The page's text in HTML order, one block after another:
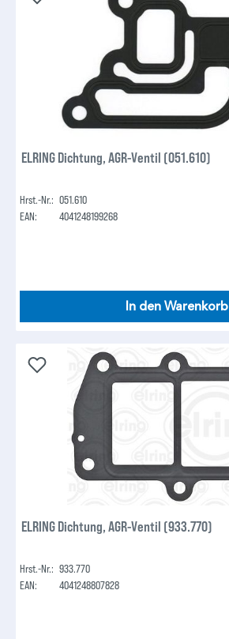
ELRING Dichtung, AGR-Ventil (051.610)
Hrst.-Nr.: 051.610
EAN:
4041248199268
In den Warenkorb
ELRING Dichtung, AGR-Ventil (933.770)
Hrst.-Nr.: 933.770
EAN:
4041248807828